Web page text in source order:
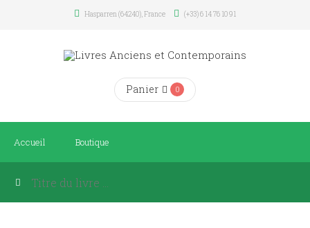
Hasparren (64240), France (+33) 6 14 76 10 91
Panier 0
Accueil Boutique